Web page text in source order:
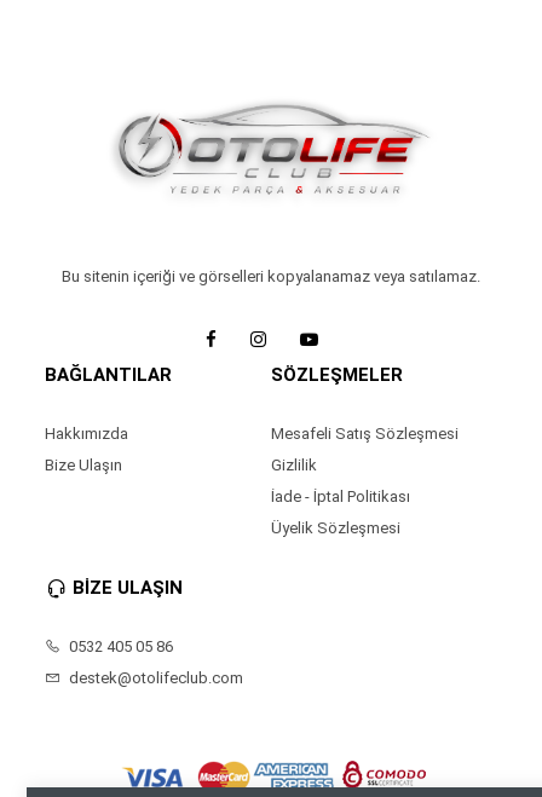
Bu sitenin içeriği ve görselleri kopyalanamaz veya satılamaz.
BAĞLANTILAR
Hakkımızda
Bize Ulaşın
SÖZLEŞMELER
Mesafeli Satış Sözleşmesi
Gizlilik
İade - İptal Politikası
Üyelik Sözleşmesi
BİZE ULAŞIN
0532 405 05 86
destek@otolifeclub.com